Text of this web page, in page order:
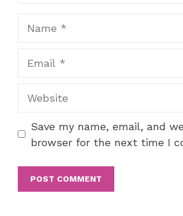
Save my name, email, and
browser for the next time I